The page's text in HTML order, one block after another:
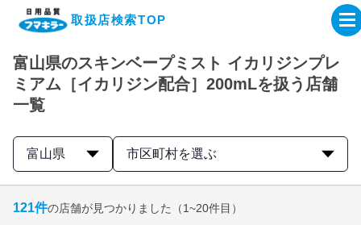
取扱店検索TOP
企業・IR情報サイト
オンラインショップ
製品検索はこちら
富山県のスキンベープミスト イカリジンプレ
ミアム［イカリジン配合］200mLを扱う店舗
一覧
富山県 市区町村を選ぶ
121件の店舗が見つかりました （1~20件目）